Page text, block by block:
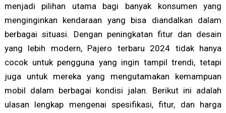
menjadi pilihan utama bagi banyak konsumen yang
menginginkan kendaraan yang bisa diandalkan dalam
berbagai situasi. Dengan peningkatan fitur dan desain
yang lebih modern, Pajero terbaru 2024 tidak hanya
cocok untuk pengguna yang ingin tampil trendi, tetapi
juga untuk mereka yang mengutamakan kemampuan
mobil dalam berbagai kondisi jalan. Berikut ini adalah
ulasan lengkap mengenai spesifikasi, fitur, dan harga